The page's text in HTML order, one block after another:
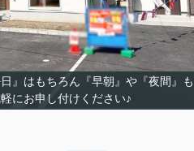
』はもちろん『早朝』や『夜間』も
にお申し付けください♪